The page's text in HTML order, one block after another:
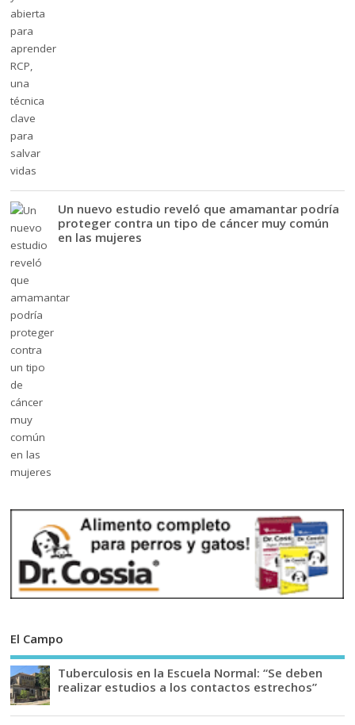
Un nuevo estudio reveló que amamantar podría
proteger contra un tipo de cáncer muy común
en las mujeres
El Campo
Tuberculosis en la Escuela Normal: “Se deben
realizar estudios a los contactos estrechos”